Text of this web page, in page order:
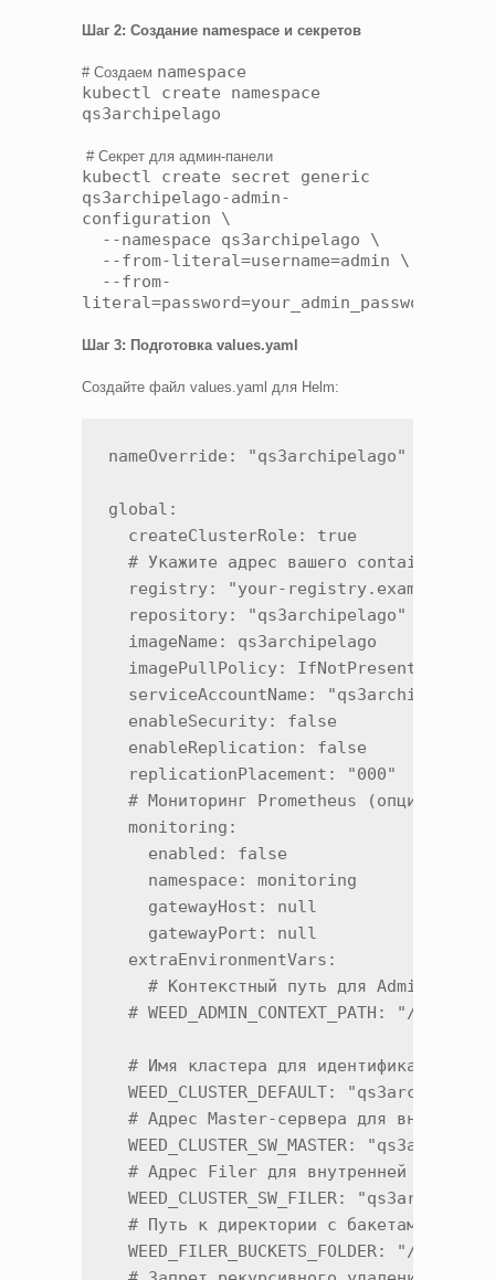
Шаг 2: Создание namespace и секретов
# Создаем namespace
kubectl create namespace
qs3archipelago
# Секрет для админ-панели
kubectl create secret generic
qs3archipelago-admin-
configuration \
--namespace qs3archipelago \
--from-literal=username=admin \
--from-
literal=password=your_admin_password
Шаг 3: Подготовка values.yaml
Создайте файл values.yaml для Helm:
nameOverride: "qs3archipelago"
global:
  createClusterRole: true
# Укажите адрес вашего container
  registry: "your-registry.example.com"
  repository: "qs3archipelago"
  imageName: qs3archipelago
  imagePullPolicy: IfNotPresent
  serviceAccountName: "qs3archipelago"
  enableSecurity: false
  enableReplication: false
  replicationPlacement: "000"
  # Мониторинг Prometheus (опционально)
  monitoring:
    enabled: false
    namespace: monitoring
    gatewayHost: null
    gatewayPort: null
  extraEnvironmentVars:
# Контекстный путь для Admin UI
  # WEED_ADMIN_CONTEXT_PATH: "/qs3arc"
  # Имя кластера для идентификации
WEED_CLUSTER_DEFAULT:
# Адрес Master-сервера для
WEED_CLUSTER_SW_MASTER:
# Адрес Filer для внутренней
WEED_CLUSTER_SW_FILER:
# Путь к директории с бакетами в
  WEED_FILER_BUCKETS_FOLDER: "/buckets"